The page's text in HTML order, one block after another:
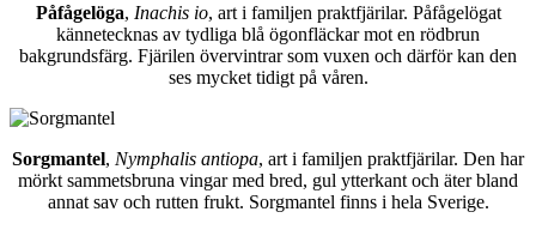
Påfågelöga, Inachis io, art i familjen praktfjärilar. Påfågelögat
kännetecknas av tydliga blå ögonfläckar mot en rödbrun
bakgrundsfärg. Fjärilen övervintrar som vuxen och därför kan den
ses mycket tidigt på våren.
Sorgmantel, Nymphalis antiopa, art i familjen praktfjärilar. Den har
mörkt sammetsbruna vingar med bred, gul ytterkant och äter bland
annat sav och rutten frukt. Sorgmantel finns i hela Sverige.